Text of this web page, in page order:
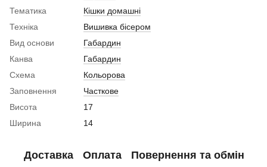
Тематика
Кішки домашні
Техніка
Вишивка бісером
Вид основи
Габардин
Канва
Габардин
Схема
Кольорова
Заповнення
Часткове
Висота
17
Ширина
14
Доставка Оплата Повернення та обмін